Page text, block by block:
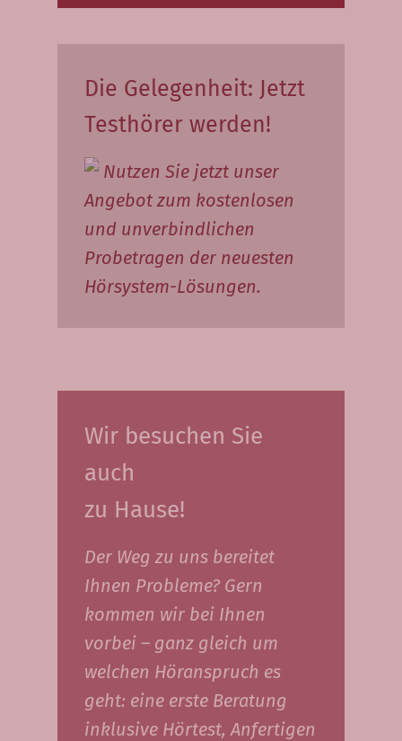
Die Gelegenheit: Jetzt
Testhörer werden!
Nutzen Sie jetzt unser
Angebot zum kostenlosen
und unverbindlichen
Probetragen der neuesten
Hörsystem-Lösungen.
Wir besuchen Sie
auch
zu Hause!
Der Weg zu uns bereitet
Ihnen Probleme? Gern
kommen wir bei Ihnen
vorbei – ganz gleich um
welchen Höranspruch es
geht: eine erste Beratung
inklusive Hörtest, Anfertigen